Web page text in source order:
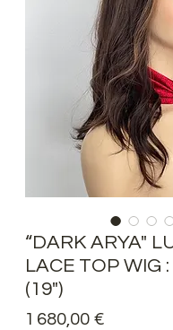
“DARK ARYA"
LACE TOP WIG
(19")
1 680,00 €Prix